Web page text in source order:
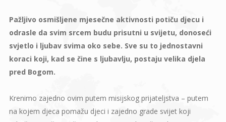
Pažljivo osmišljene mjesečne aktivnosti potiču djecu i
odrasle da svim srcem budu prisutni u svijetu, donoseći
svjetlo i ljubav svima oko sebe. Sve su to jednostavni
koraci koji, kad se čine s ljubavlju, postaju velika djela
pred Bogom.
Krenimo zajedno ovim putem misijskog prijateljstva – putem
na kojem djeca pomažu djeci i zajedno grade svijet koji